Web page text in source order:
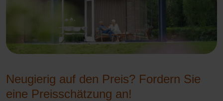
Neugierig auf den Preis? Fordern Sie
eine Preisschätzung an!